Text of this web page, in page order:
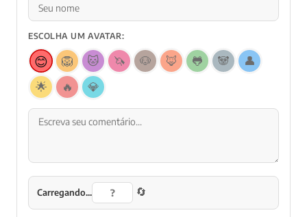
ESCOLHA UM AVATAR:
😊 🦁 🐱 🦄 🐶 🦊 🐸 🐼
👤
🌟
🔥 💎
Carregando... 🔄